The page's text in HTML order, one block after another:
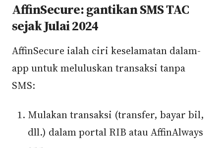
AffinSecure: gantikan SMS TAC
sejak Julai 2024
AffinSecure ialah ciri keselamatan dalam-
app untuk meluluskan transaksi tanpa
SMS:
Mulakan transaksi (transfer, bayar bil,
dll.) dalam portal RIB atau AffinAlways